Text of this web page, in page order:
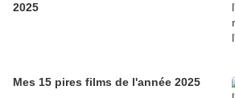
2025
Mes 15 pires films de l'année 2025